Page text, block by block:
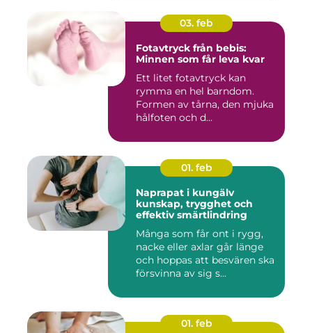
03. feb
Fotavtryck från bebis:
Minnen som får leva kvar
Ett litet fotavtryck kan
rymma en hel barndom.
Formen av tårna, den mjuka
hålfoten och d...
01. feb
Naprapat i kungälv
kunskap, trygghet och
effektiv smärtlindring
Många som får ont i rygg,
nacke eller axlar går länge
och hoppas att besvären ska
försvinna av sig s...
01. feb